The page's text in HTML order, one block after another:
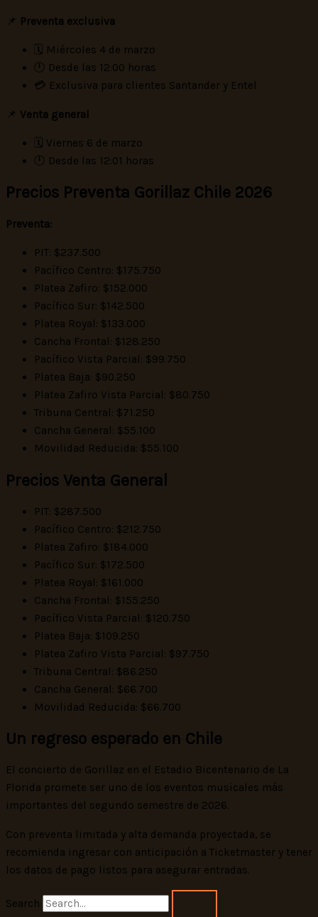
📌 Preventa exclusiva
🗓 Miércoles 4 de marzo
🕛 Desde las 12:00 horas
💳 Exclusiva para clientes Santander y Entel
📌 Venta general
🗓 Viernes 6 de marzo
🕛 Desde las 12:01 horas
Precios Preventa Gorillaz Chile 2026
Preventa:
PIT: $237.500
Pacífico Centro: $175.750
Platea Zafiro: $152.000
Pacífico Sur: $142.500
Platea Royal: $133.000
Cancha Frontal: $128.250
Pacífico Vista Parcial: $99.750
Platea Baja: $90.250
Platea Zafiro Vista Parcial: $80.750
Tribuna Central: $71.250
Cancha General: $55.100
Movilidad Reducida: $55.100
Precios Venta General
PIT: $287.500
Pacífico Centro: $212.750
Platea Zafiro: $184.000
Pacífico Sur: $172.500
Platea Royal: $161.000
Cancha Frontal: $155.250
Pacífico Vista Parcial: $120.750
Platea Baja: $109.250
Platea Zafiro Vista Parcial: $97.750
Tribuna Central: $86.250
Cancha General: $66.700
Movilidad Reducida: $66.700
Un regreso esperado en Chile
El concierto de Gorillaz en el Estadio Bicentenario de La
Florida promete ser uno de los eventos musicales más
importantes del segundo semestre de 2026.
Con preventa limitada y alta demanda proyectada, se
recomienda ingresar con anticipación a Ticketmaster y tener
los datos de pago listos para asegurar entradas.
Search